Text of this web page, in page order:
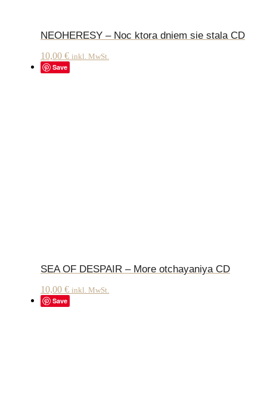
NEOHERESY – Noc ktora dniem sie stala CD
10,00 € inkl. MwSt.
Save
SEA OF DESPAIR – More otchayaniya CD
10,00 € inkl. MwSt.
Save